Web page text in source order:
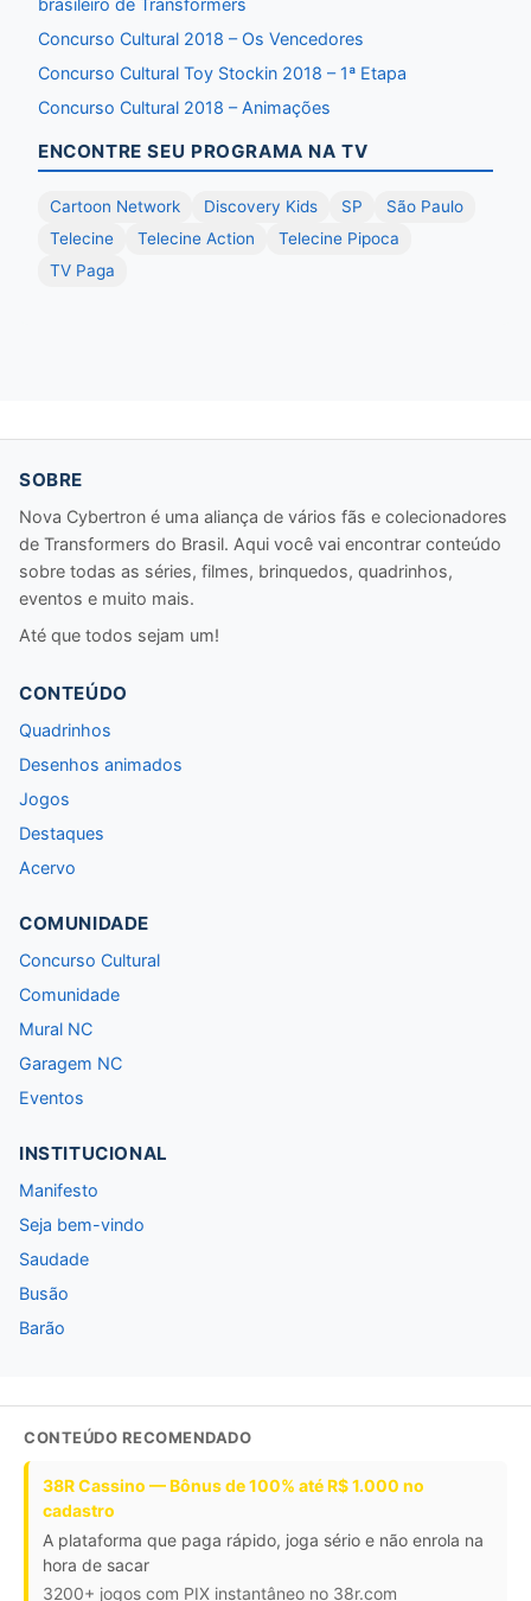
Concurso Cultural 2018 – Os Vencedores
Concurso Cultural Toy Stockin 2018 – 1ª Etapa
Concurso Cultural 2018 – Animações
ENCONTRE SEU PROGRAMA NA TV
Cartoon Network Discovery Kids SP
São Paulo
Telecine
Telecine Action
Telecine Pipoca
TV Paga
SOBRE
Nova Cybertron é uma aliança de vários fãs e colecionadores
de Transformers do Brasil. Aqui você vai encontrar conteúdo
sobre todas as séries, filmes, brinquedos, quadrinhos,
eventos e muito mais.
Até que todos sejam um!
CONTEÚDO
Quadrinhos
Desenhos animados
Jogos
Destaques
Acervo
COMUNIDADE
Concurso Cultural
Comunidade
Mural NC
Garagem NC
Eventos
INSTITUCIONAL
Manifesto
Seja bem-vindo
Saudade
Busão
Barão
CONTEÚDO RECOMENDADO
38R Cassino — Bônus de 100% até R$ 1.000 no
cadastro
A plataforma que paga rápido, joga sério e não enrola na
hora de sacar
3200+ jogos com PIX instantâneo no 38r.com